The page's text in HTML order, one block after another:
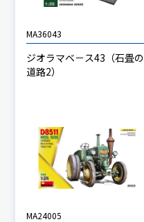
MA36043
ジオラマベ－ス43（石畳の
道路2）
MA24005